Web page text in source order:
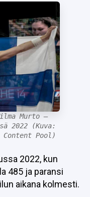
21.03.2026
Murto –
raju väite
27.02.2026
– Reetta
tilanteesta
20.02.2026
Murto –
2022 (Kuva:
Pool)
2022, kun
485 ja paransi
aikana kolmesti.